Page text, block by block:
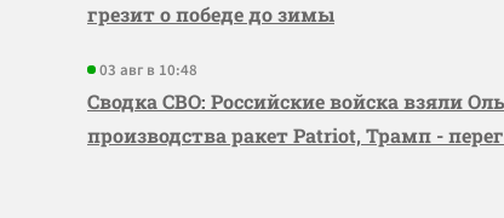
грезит о победе до зимы
03 авг в 10:48
Сводка СВО: Российские войска взяли
производства ракет Patriot, Трамп -